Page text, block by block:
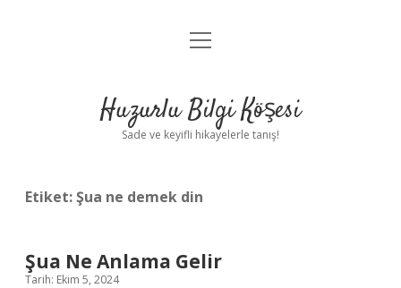
Anasayfa
Yasal Uyarı
menüyü
Huzurlu Bilgi Köşesi
Sade ve keyifli hikayelerle tanış!
Etiket:Şua ne demek din
Şua Ne Anlama Gelir
Tarih: Ekim 5, 2024